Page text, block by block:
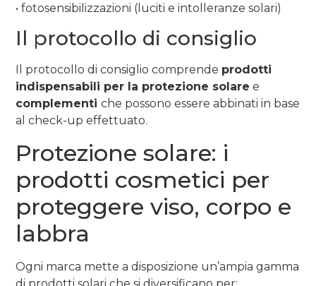
• fotosensibilizzazioni (luciti e intolleranze solari)
Il protocollo di consiglio
Il protocollo di consiglio comprende prodotti
indispensabili per la protezione solare e
complementiche possono essere abbinati in base
al check-up effettuato.
Protezione solare: i
prodotti cosmetici per
proteggere viso, corpo e
labbra
Ogni marca mette a disposizione un’ampia gamma
di prodotti solari che si diversificano per: